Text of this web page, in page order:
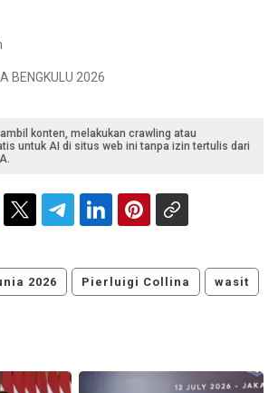
BENGKULU 2026
konten, melakukan crawling atau
untuk AI di situs web ini tanpa izin tertulis dari
2026 Pierluigi Collina wasit